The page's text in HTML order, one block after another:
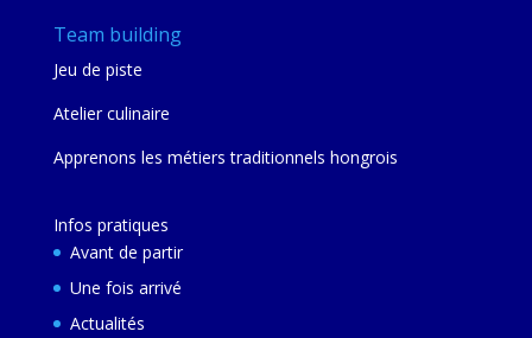
Team building
Jeu de piste
Atelier culinaire
Apprenons les métiers traditionnels hongrois
Infos pratiques
Avant de partir
Une fois arrivé
Actualités